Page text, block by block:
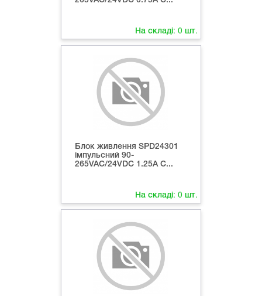
На складі: 0 шт.
Блок живлення SPD24301
імпульсний 90-
265VAC/24VDC 1.25А C...
На складі: 0 шт.